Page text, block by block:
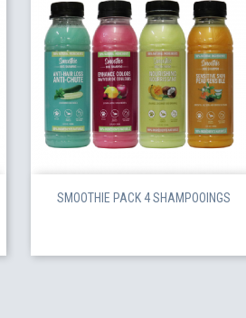
SMOOTHIE PACK 4 SHAMPOOINGS